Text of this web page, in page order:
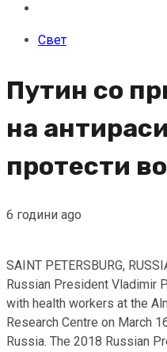
Свет
Путин со
на
протести
6 години ago
SAINT PETERSBURG,
Russian President Vladimir
with health workers at the
Research Centre on March
Russia. The 2018 Russian